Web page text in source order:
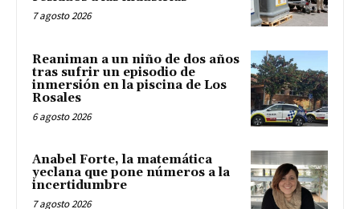
7 agosto 2026
Reaniman a un niño de dos años
tras sufrir un episodio de
inmersión en la piscina de Los
Rosales
6 agosto 2026
Anabel Forte, la matemática
yeclana que pone números a la
incertidumbre
7 agosto 2026